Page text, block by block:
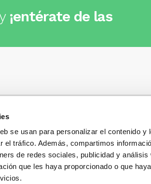
se usan para personalizar el contenido y
el tráfico. Además, compartimos
de redes sociales, publicidad y análisis
que les haya proporcionado o que
¡entérate de las
+34 935 32 32 35
consultas o preguntas?
y te contestaremos con mucho